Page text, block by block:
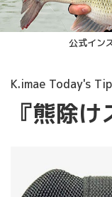
公式イン
K.imae Today's
『熊除け